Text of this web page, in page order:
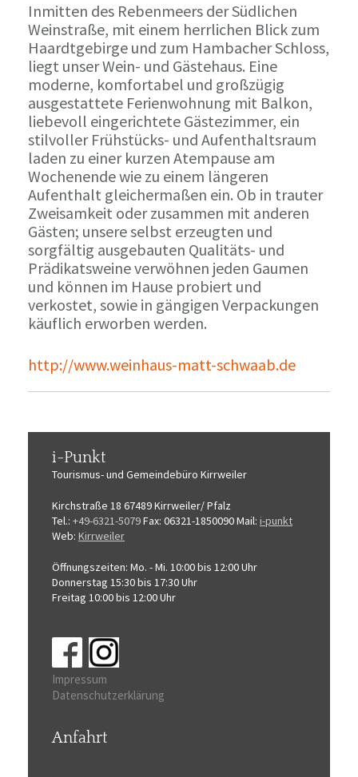
Inmitten des Rebenmeers der Südlichen
Weinstraße, mit einem herrlichen Blick zum
Haardtgebirge und zum Hambacher Schloss,
liegt unser Wein- und Gästehaus. Eine
moderne, komfortabel und großzügig
ausgestattete Ferienwohnung mit Balkon,
liebevoll eingerichtete Gästezimmer, ein
stilvoller Frühstücks- und Aufenthaltsraum
laden zu einer kurzen Atempause am
Wochenende wie zu einem längeren
Aufenthalt gleichermaßen ein. Ob in trauter
Zweisamkeit oder zusammen mit anderen
Gästen; unsere selbst erzeugten und
sorgfältig ausgebauten Qualitäts- und
Prädikatsweine verwöhnen jeden Gaumen
und können im Hause probiert und
verkostet, sowie in gängigen Verpackungen
käuflich erworben werden.
http://www.weinhaus-matt-schwaab.de
i-Punkt
Tourismus-und Gemeindebüro Kirrweiler
Kirchstraße 18 67489 Kirrweiler/ Pfalz
Tel.: +49-6321-5079Fax: 06321-1850090Mail: i-punkt
Web: Kirrweiler
Öffnungszeiten: Mo. - Mi. 10:00 bis 12:00 Uhr
Donnerstag 15:30 bis 17:30 Uhr
Freitag 10:00 bis 12:00 Uhr
Impressum
Datenschutzerklärung
Anfahrt